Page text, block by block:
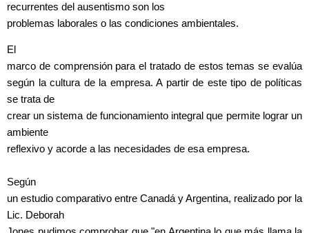
recurrentes del ausentismo son los
problemas laborales o las condiciones ambientales.
El
marco de comprensión para el tratado de estos temas se evalúa
según la cultura de la empresa. A partir de este tipo de políticas
se trata de
crear un sistema de funcionamiento integral que permite lograr un
ambiente
reflexivo y acorde a las necesidades de esa empresa.
Según
un estudio comparativo entre Canadá y Argentina, realizado por la
Lic. Deborah